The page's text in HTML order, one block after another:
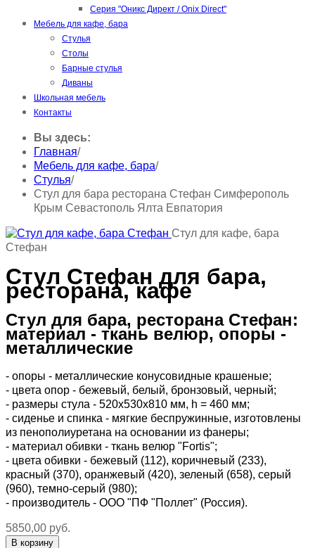
Серия "Оникс Директ / Onix Direct"
Мебель для кафе, бара
Стулья
Столы
Барные стулья
Диваны
Школьная мебель
Контакты
Вы здесь:
Главная/
Мебель для кафе, бара/
Стулья/
Стул для бара ресторана Стефан Симферополь
Крым Севастополь Ялта Евпатория
Стул для кафе, бара
Стефан
Стул Стефан для бара,
ресторана, кафе
Стул для бара, ресторана Стефан:
материал - ткань велюр, опоры -
металлические
- опоры - металлические конусовидные крашеные;
- цвета опор - бежевый, белый, бронзовый, черный;
- размеры стула - 520х530х810 мм, h = 460 мм;
- сиденье и спинка - мягкие беспружинные, изготовлены
из пенополиуретана на основании из фанеры;
- материал обивки - ткань велюр "Fortis";
- цвета обивки - бежевый (112), коричневый (233),
красный (370), оранжевый (420), зеленый (658), серый
(960), темно-серый (980);
- производитель - ООО "ПФ "Поллет" (Россия).
5850,00 руб.